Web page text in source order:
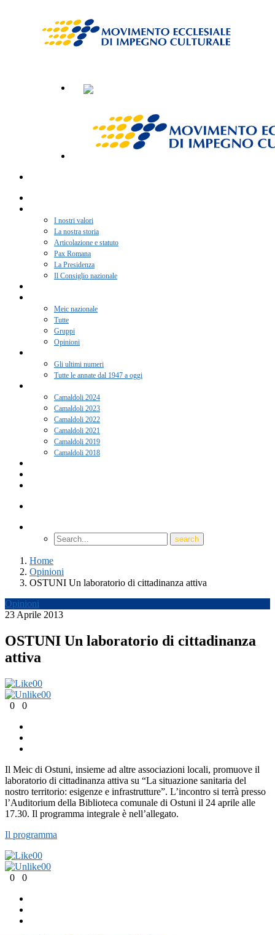
I nostri valori
La nostra storia
Articolazione e statuto
Pax Romana
La Presidenza
Il Consiglio nazionale
Meic nazionale
Tutte
Gruppi
Opinioni
Gli ultimi numeri
Tutte le annate dal 1947 a oggi
Camaldoli 2024
Camaldoli 2023
Camaldoli 2022
Camaldoli 2021
Camaldoli 2019
Camaldoli 2018
Home
Opinioni
OSTUNI Un laboratorio di cittadinanza attiva
Opinioni
23 Aprile 2013
OSTUNI Un laboratorio di cittadinanza
attiva
00
00
0
0
Il Meic di Ostuni, insieme ad altre associazioni locali, promuove il
laboratorio di cittadinanza attiva su “La situazione sanitaria del
nostro territorio: esigenze e infrastrutture”. L’incontro si terrà presso
l’Auditorium della Biblioteca comunale di Ostuni il 24 aprile alle
17.30. Il programma integrale è nell’allegato.
Il programma
00
00
0
0